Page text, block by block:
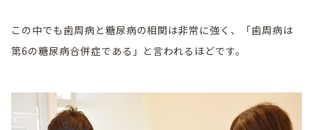
この中でも歯周病と糖尿病の相関は非常に強く、「歯周病は
第6の糖尿病合併症である」と言われるほどです。